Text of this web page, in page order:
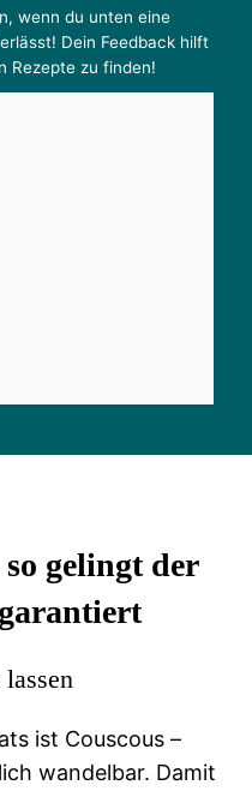
wenn du unten eine
Dein Feedback hilft
Rezepte zu finden!
gelingt der
ist Couscous –
wandelbar. Damit